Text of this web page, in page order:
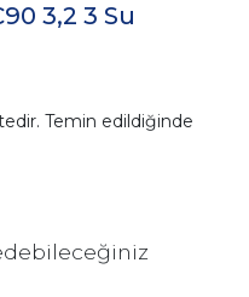
3,2 3 Su
Temin edildiğinde